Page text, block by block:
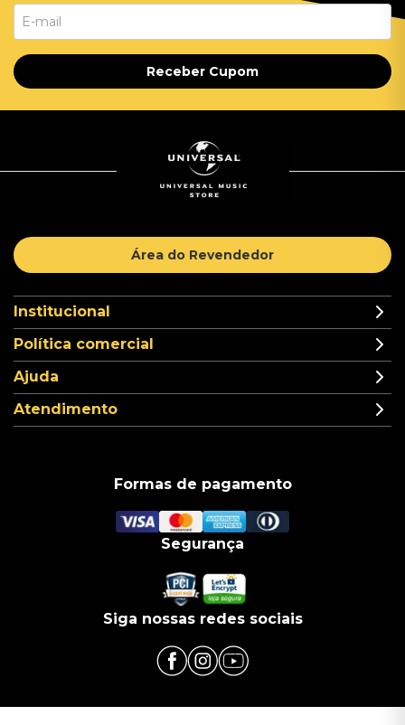
Receber Cupom
Área do Revendedor
Institucional
Política comercial
Ajuda
Atendimento
Formas de pagamento
Segurança
Siga nossas redes sociais